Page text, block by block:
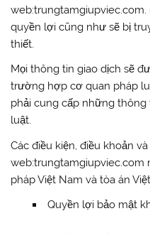
quyền lợi cũng như sẽ bị
thiết.
Mọi thông tin giao dịch sẽ
trường hợp cơ quan pháp
phải cung cấp những
luật.
Các điều kiện, điều khoản
web:trungtamgiupviec.com
pháp Việt Nam và tòa án
Quyền lợi bảo mật